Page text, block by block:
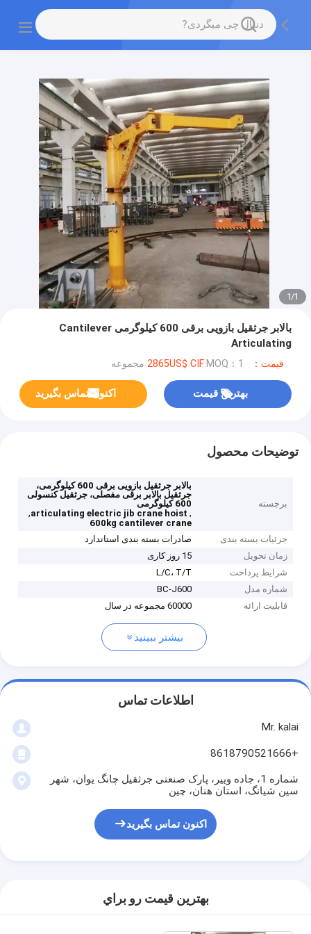
gtag('config', 'G-QWE9HWC3PF', {cookie_flags:
"SameSite=None;Secure"});
1
/
1
بالابر جرثقیل بازویی برقی 600 کیلوگرمی Cantilever
Articulating
قیمت：2865US$ CIF MOQ：1 مجموعه
بهترین قیمت اکنون تماس بگیرید
توضیحات محصول
برجسته
بالابر جرثقیل بازویی برقی 600 کیلوگرمی،
جرثقیل بالابر برقی مفصلی، جرثقیل کنسولی
600 کیلوگرمی
,
articulating electric jib crane hoist
,
600kg cantilever crane
جزئیات بسته بندی
صادرات بسته بندی استاندارد
زمان تحویل
15 روز کاری
شرایط پرداخت
L/C، T/T
شماره مدل
BC-J600
قابلیت ارائه
60000 مجموعه در سال
بیشتر ببینید
اطلاعات تماس
Mr. kalai
+8618790521666
شماره 1، جاده وییر، پارک صنعتی جرثقیل چانگ یوان، شهر
سین شیانگ، استان هنان، چین
اکنون تماس بگیرید
بهترين قيمت رو براي